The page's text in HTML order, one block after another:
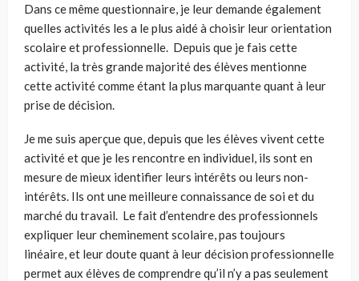
Dans ce même questionnaire, je leur demande également
quelles activités les a le plus aidé à choisir leur orientation
scolaire et professionnelle. Depuis que je fais cette
activité, la très grande majorité des élèves mentionne
cette activité comme étant la plus marquante quant à leur
prise de décision.
Je me suis aperçue que, depuis que les élèves vivent cette
activité et que je les rencontre en individuel, ils sont en
mesure de mieux identifier leurs intérêts ou leurs non-
intérêts. Ils ont une meilleure connaissance de soi et du
marché du travail. Le fait d’entendre des professionnels
expliquer leur cheminement scolaire, pas toujours
linéaire,et leur doute quant à leur décision professionnelle
permet aux élèves de comprendre qu’il n’y a pas seulement